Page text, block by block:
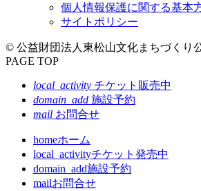
個人情報保護に関する基本
サイトポリシー
© 公益財団法人東松山文化まちづくり
PAGE TOP
local_activity チケット販売中
domain_add 施設予約
mail お問合せ
homeホーム
local_activityチケット発売中
domain_add施設予約
mailお問合せ